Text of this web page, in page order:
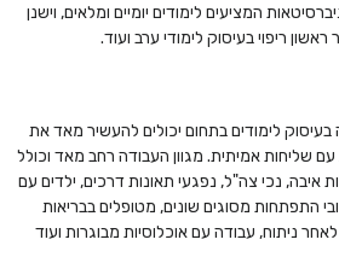
המציעים לימודים יומיים ומלאים, וישנן
ריפוי בעיסוק לימודי ערב ועוד.
לימודים בתחום יכולים להעשיר מאד את
שליחות אמיתית. מגוון העבודה רחב מאד וכולל
איבה, נכי צה"ל, נפגעי תאונות דרכים, ילדים עם
התפתחות מסוגים שונים, מטופלים בבריאות
ניתוח, עבודה עם אוכלוסיות מבוגרות ועוד